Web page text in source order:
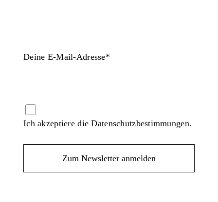
Deine E-Mail-Adresse*
Ich akzeptiere dieDatenschutzbestimmungen.